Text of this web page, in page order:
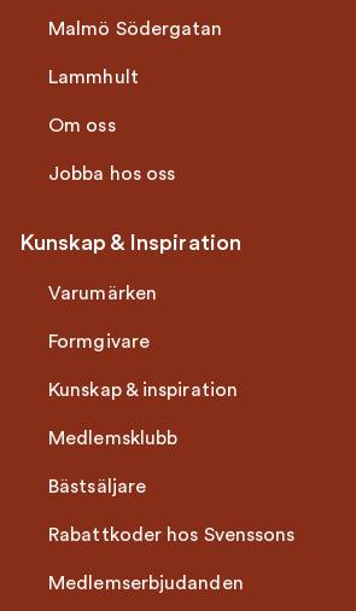
Malmö Södergatan
Lammhult
Om oss
Jobba hos oss
Kunskap & Inspiration
Varumärken
Formgivare
Kunskap & inspiration
Medlemsklubb
Bästsäljare
Rabattkoder hos Svenssons
Medlemserbjudanden